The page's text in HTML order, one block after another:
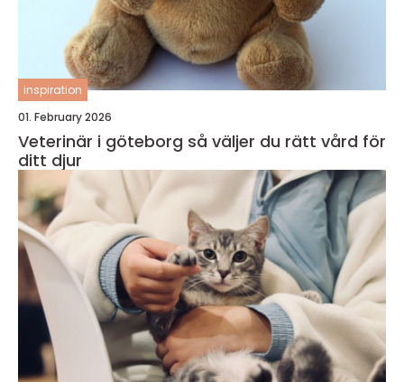
inspiration
01. February 2026
Veterinär i göteborg så väljer du rätt vård för
ditt djur